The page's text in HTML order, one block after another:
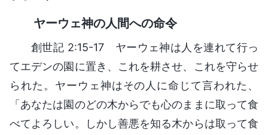
ヤーウェ神の人間への命令
創世記 2:15-17 ヤーウェ神は人を連れて行っ
てエデンの園に置き、これを耕させ、これを守らせ
られた。ヤーウェ神はその人に命じて言われた、
「あなたは園のどの木からでも心のままに取って食
べてよろしい。しかし善悪を知る木からは取って食